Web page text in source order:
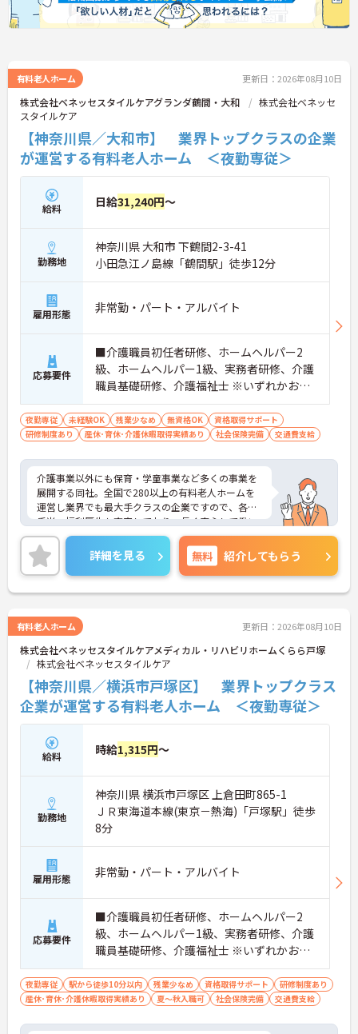
有料老人ホーム 更新日：2026年08月10日
株式会社ベネッセスタイルケアグランダ鶴間・大和
株式会社ベネッセ
スタイルケア
【神奈川県／大和市】 業界トップクラスの企業
が運営する有料老人ホーム ＜夜勤専従＞
給料 日給31,240円～
勤務地
神奈川県 大和市 下鶴間2-3-41
小田急江ノ島線「鶴間駅」徒歩12分
雇用形態 非常勤・パート・アルバイト
応募要件
■介護職員初任者研修、ホームヘルパー2
級、ホームヘルパー1級、実務者研修、介護
職員基礎研修、介護福祉士 ※いずれかお持
ちの方 ※資格をお持ちでない方も相談可
夜勤専従 未経験OK 残業少なめ 無資格OK
資格取得サポート
研修制度あり
産休･育休･介護休暇取得実績あり 社会保険完備 交通費支給
介護事業以外にも保育・学童事業など多くの事業を
展開する同社。全国で280以上の有料老人ホームを
運営し業界でも最大手クラスの企業ですので、各種
手当、福利厚生も充実しており、長く安心して働い
ていただける環境です。ご興味ある方には、面接対
策ポイントなど、さらに詳細をお話しいたしますの
でお気軽にご相談ください。
詳細を見る 無料 紹介してもらう
有料老人ホーム 更新日：2026年08月10日
株式会社ベネッセスタイルケアメディカル・リハビリホームくらら戸塚
株式会社ベネッセスタイルケア
【神奈川県／横浜市戸塚区】 業界トップクラス
企業が運営する有料老人ホーム ＜夜勤専従＞
給料 時給1,315円～
勤務地
神奈川県 横浜市戸塚区 上倉田町865-1
ＪＲ東海道本線(東京－熱海)「戸塚駅」徒歩
8分
雇用形態 非常勤・パート・アルバイト
応募要件
■介護職員初任者研修、ホームヘルパー2
級、ホームヘルパー1級、実務者研修、介護
職員基礎研修、介護福祉士 ※いずれかお持
ちの方 ※資格をお持ちでない方も相談可
夜勤専従 駅から徒歩10分以内 残業少なめ 資格取得サポート
研修制度あり
産休･育休･介護休暇取得実績あり
夏～秋入職可 社会保険完備 交通費支給